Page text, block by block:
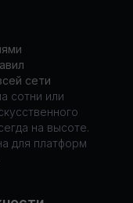
сети
сотни или
на высоте.
для платформ